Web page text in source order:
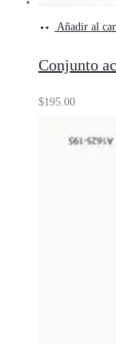
Añadir al
Conjunto
$195.00